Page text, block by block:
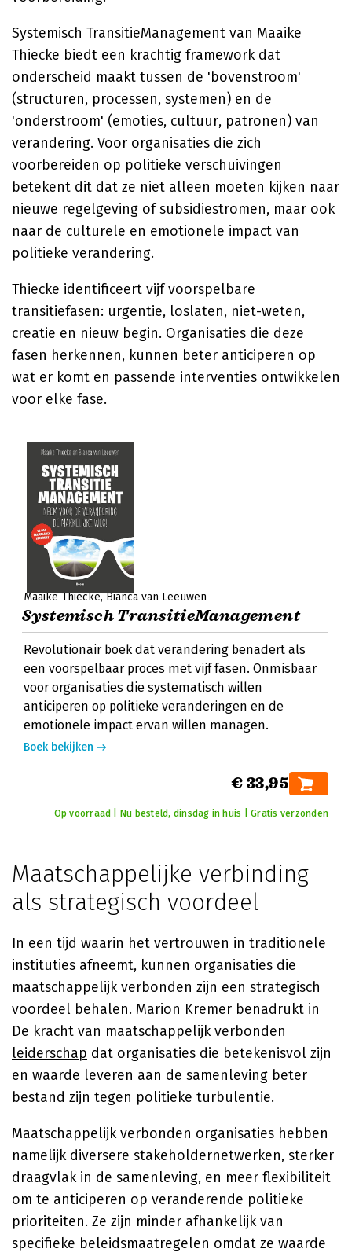
Systemisch TransitieManagement van Maaike
Thiecke biedt een krachtig framework dat
onderscheid maakt tussen de 'bovenstroom'
(structuren, processen, systemen) en de
'onderstroom' (emoties, cultuur, patronen) van
verandering. Voor organisaties die zich
voorbereiden op politieke verschuivingen
betekent dit dat ze niet alleen moeten kijken naar
nieuwe regelgeving of subsidiestromen, maar ook
naar de culturele en emotionele impact van
politieke verandering.
Thiecke identificeert vijf voorspelbare
transitiefasen: urgentie, loslaten, niet-weten,
creatie en nieuw begin. Organisaties die deze
fasen herkennen, kunnen beter anticiperen op
wat er komt en passende interventies ontwikkelen
voor elke fase.
Maaike Thiecke Bianca van Leeuwen
Systemisch TransitieManagement
Revolutionair boek dat verandering benadert als
een voorspelbaar proces met vijf fasen. Onmisbaar
voor organisaties die systematisch willen
anticiperen op politieke veranderingen en de
emotionele impact ervan willen managen.
Boek bekijken
€ 33,95
Op voorraad | Nu besteld, dinsdag in huis | Gratis verzonden
Maatschappelijke verbinding
als strategisch voordeel
In een tijd waarin het vertrouwen in traditionele
instituties afneemt, kunnen organisaties die
maatschappelijk verbonden zijn een strategisch
voordeel behalen. Marion Kremer benadrukt in
De kracht van maatschappelijk verbonden
leiderschap dat organisaties die betekenisvol zijn
en waarde leveren aan de samenleving beter
bestand zijn tegen politieke turbulentie.
Maatschappelijk verbonden organisaties hebben
namelijk diversere stakeholdernetwerken, sterker
draagvlak in de samenleving, en meer flexibiliteit
om te anticiperen op veranderende politieke
prioriteiten. Ze zijn minder afhankelijk van
specifieke beleidsmaatregelen omdat ze waarde